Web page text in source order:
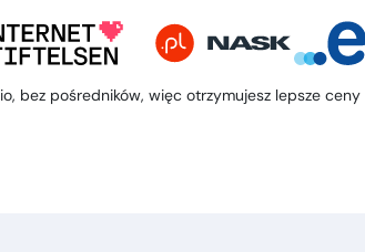
bez pośredników, więc otrzymujesz lepsze ceny